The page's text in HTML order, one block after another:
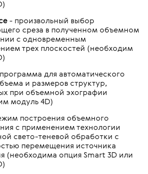
- произвольный выбор
среза в полученном объемном
с одновременным
трех плоскостей (необходим
для автоматического
и размеров структур,
при объемной эхографии
модуль 4D)
построения объемного
с применением технологии
свето-теневой обработки с
перемещения источника
(необходима опция Smart 3D или